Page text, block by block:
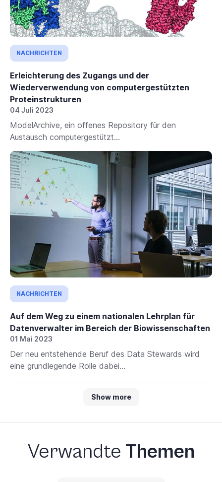
NACHRICHTEN
Erleichterung des Zugangs und der
Wiederverwendung von computergestützten
Proteinstrukturen
04 Juli 2023
ModelArchive, ein offenes Repository für den
Austausch computergestützt...
NACHRICHTEN
Auf dem Weg zu einem nationalen Lehrplan für
Datenverwalter im Bereich der Biowissenschaften
01 Mai 2023
Der neu entstehende Beruf des Data Stewards wird
eine grundlegende Rolle dabei...
Show more
Verwandte Themen